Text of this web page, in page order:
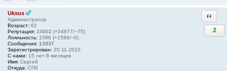
Uksus
Администратор
Возраст: 62
Репутация: 24902 (+24977/−75)
Лояльность: 1586 (+1586/−0)
Сообщения: 13337
Зарегистрирован: 20.11.2010
С нами: 15 лет 8 месяцев
Имя: Сергей
Откуда: СПб
2